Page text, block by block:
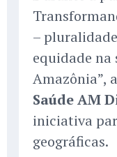
–
equidade na
Amazônia”,
Saúde AM
iniciativa
geográficas.